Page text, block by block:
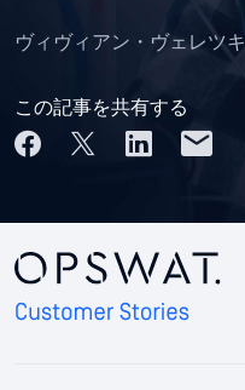
ヴィヴィアン・ヴェレツキ
この記事を共有する